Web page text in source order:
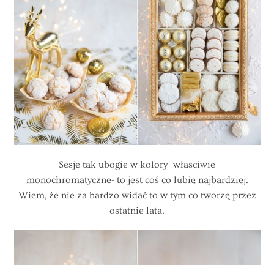
Sesje tak ubogie w kolory- właściwie
monochromatyczne- to jest coś co lubię najbardziej.
Wiem, że nie za bardzo widać to w tym co tworzę przez
ostatnie lata.